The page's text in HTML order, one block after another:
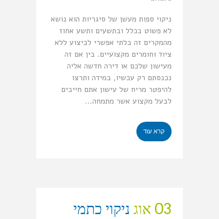
ניקוי ספות מעשן של סיגריות הוא נושא
לא פשוט בכלל ובתשעים ותשע אחוז
מהמקרים זה בלתי אפשרי לביצוע ללא
ציוד וחומרים מקצועיים. בין אם זה
מעישון שלכם או דירה חדשה אליה
נכנסתם רק עכשיו, במידה ותרצו
להיפטר מריח של עישון אתם חייבים
לבעל מקצוע אשר מתמחה...
קרא עוד
03 אוג
ניקוי כתמי